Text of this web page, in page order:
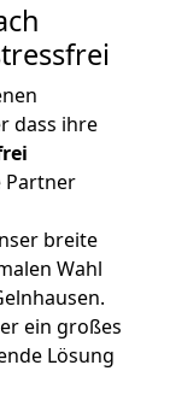
dass ihre
Partner
breite
Wahl
ein großes
Lösung